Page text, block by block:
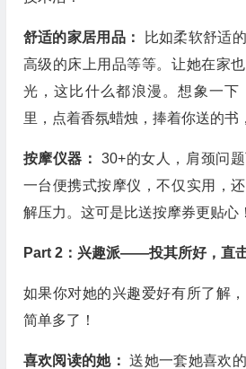
舒适的家居用品：
比如柔软舒适
高级的床上用品等等。让她在家
光，这比什么都浪漫。想象一下
里，点着香氛蜡烛，捧着你送的
按摩仪器：30+的女人，肩颈问
一台便携式按摩仪，不仅实用，
解压力。这可是比送按摩券更贴心！
Part 2：兴趣派——投其所好，直
如果你对她的兴趣爱好有所了解
简单多了！
喜欢阅读的她：送她一套她喜欢